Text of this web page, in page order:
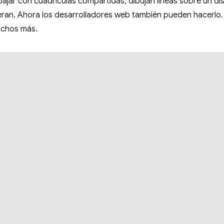
Ahora los desarrolladores web también pueden
más.